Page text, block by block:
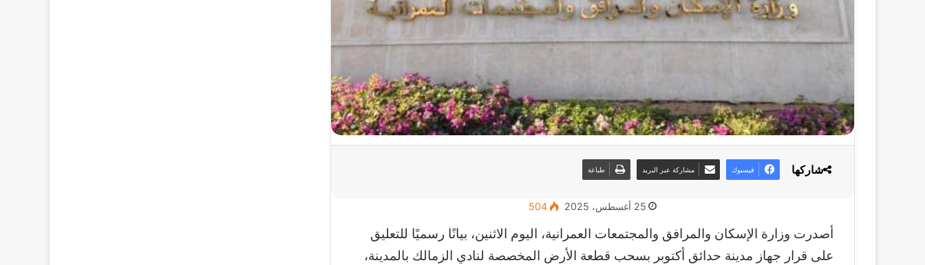
25 أغسطس، 2025 504
أصدرت وزارة الإسكان والمرافق والمجتمعات العمرانية، اليوم الاثنين، بيانًا رسميًا للتعليق
على قرار جهاز مدينة حدائق أكتوبر بسحب قطعة الأرض المخصصة لنادي الزمالك بالمدينة،
شاركها فيسبوك مشاركة عبر البريد طباعة